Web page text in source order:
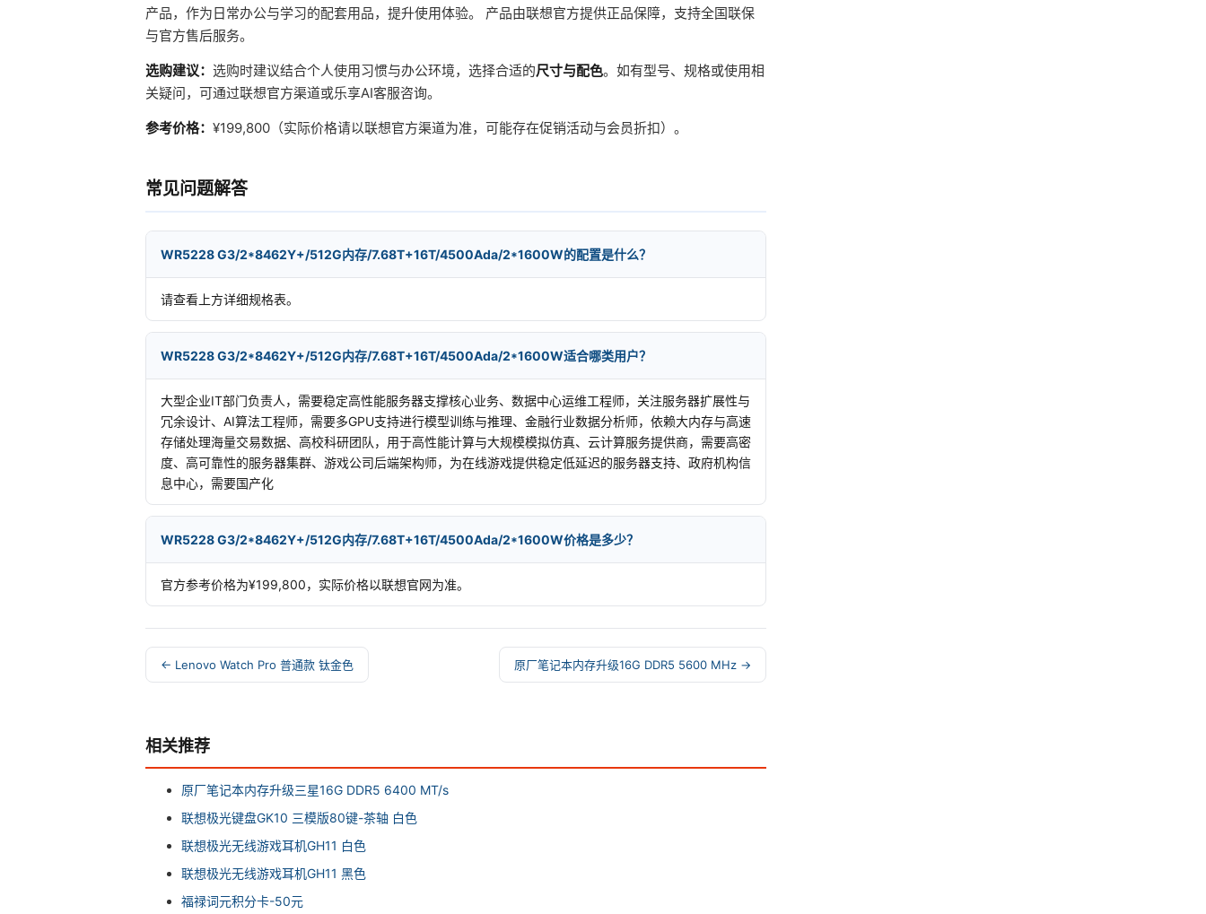
产品，作为日常办公与学习的配套用品，提升使用体验。 产品由联想官方提供正品保障，支持全国联保
与官方售后服务。
选购建议： 选购时建议结合个人使用习惯与办公环境，选择合适的尺寸与配色。如有型号、规格或使用相
关疑问，可通过联想官方渠道或乐享AI客服咨询。
参考价格： ¥199,800（实际价格请以联想官方渠道为准，可能存在促销活动与会员折扣）。
常见问题解答
WR5228 G3/2*8462Y+/512G内存/7.68T+16T/4500Ada/2*1600W的配置是什么？
请查看上方详细规格表。
WR5228 G3/2*8462Y+/512G内存/7.68T+16T/4500Ada/2*1600W适合哪类用户？
大型企业IT部门负责人，需要稳定高性能服务器支撑核心业务、数据中心运维工程师，关注服务器扩展性与
冗余设计、AI算法工程师，需要多GPU支持进行模型训练与推理、金融行业数据分析师，依赖大内存与高速
存储处理海量交易数据、高校科研团队，用于高性能计算与大规模模拟仿真、云计算服务提供商，需要高密
度、高可靠性的服务器集群、游戏公司后端架构师，为在线游戏提供稳定低延迟的服务器支持、政府机构信
息中心，需要国产化
WR5228 G3/2*8462Y+/512G内存/7.68T+16T/4500Ada/2*1600W价格是多少？
官方参考价格为¥199,800，实际价格以联想官网为准。
← Lenovo Watch Pro 普通款 钛金色 原厂笔记本内存升级16G DDR5 5600 MHz →
相关推荐
原厂笔记本内存升级三星16G DDR5 6400 MT/s
联想极光键盘GK10 三模版80键-茶轴 白色
联想极光无线游戏耳机GH11 白色
联想极光无线游戏耳机GH11 黑色
福禄词元积分卡-50元